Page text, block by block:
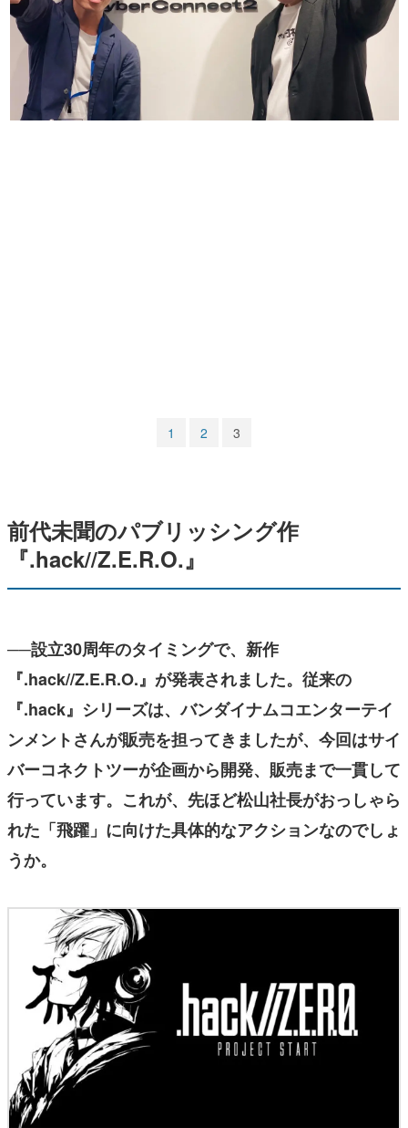
カテゴリ
特集記事
マンガ
1 2 3
前代未聞のパブリッシング作
『.hack//Z.E.R.O.』
──設立30周年のタイミングで、新作
『.hack//Z.E.R.O.』が発表されました。従来の
『.hack』シリーズは、バンダイナムコエンターテイ
ンメントさんが販売を担ってきましたが、今回はサイ
バーコネクトツーが企画から開発、販売まで一貫して
行っています。これが、先ほど松山社長がおっしゃら
れた「飛躍」に向けた具体的なアクションなのでしょ
うか。